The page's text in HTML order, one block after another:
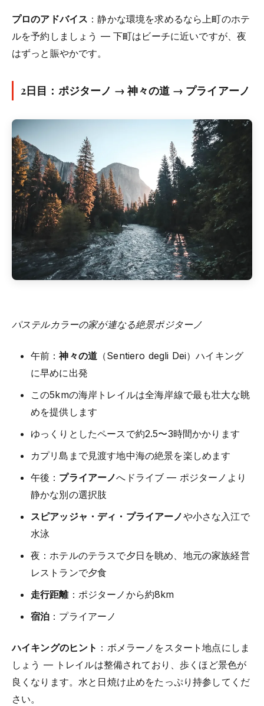
プロのアドバイス ：静かな環境を求めるなら上町のホテ
ルを予約しましょう — 下町はビーチに近いですが、夜
はずっと賑やかです。
2日目：ポジターノ → 神々の道 → プライアーノ
パステルカラーの家が連なる絶景ポジターノ
午前：神々の道 （Sentiero degli Dei）ハイキング
に早めに出発
この5kmの海岸トレイルは全海岸線で最も壮大な眺
めを提供します
ゆっくりとしたペースで約2.5〜3時間かかります
カプリ島まで見渡す地中海の絶景を楽しめます
午後： プライアーノへドライブ — ポジターノより
静かな別の選択肢
スピアッジャ・ディ・プライアーノや小さな入江で
水泳
夜：ホテルのテラスで夕日を眺め、地元の家族経営
レストランで夕食
走行距離：ポジターノから約8km
宿泊 ：プライアーノ
ハイキングのヒント ：ボメラーノをスタート地点にしま
しょう — トレイルは整備されており、歩くほど景色が
良くなります。水と日焼け止めをたっぷり持参してくだ
さい。